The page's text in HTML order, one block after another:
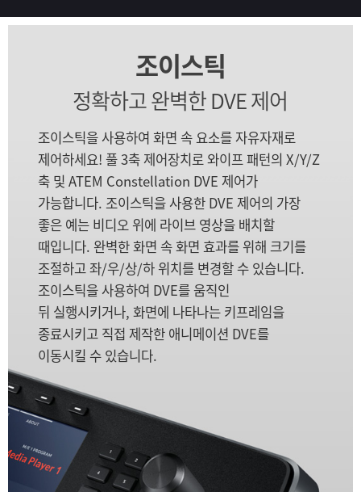
조이스틱
정확하고 완벽한 DVE 제어
조이스틱을 사용하여 화면 속 요소를 자유자재로
제어하세요! 풀 3축 제어장치로 와이프 패턴의 X/Y/Z
축 및 ATEM Constellation DVE 제어가
가능합니다. 조이스틱을 사용한 DVE 제어의 가장
좋은 예는 비디오 위에 라이브 영상을 배치할
때입니다. 완벽한 화면 속 화면 효과를 위해 크기를
조절하고 좌/우/상/하 위치를 변경할 수 있습니다.
조이스틱을 사용하여 DVE를 움직인
뒤 실행시키거나, 화면에 나타나는 키프레임을
종료시키고 직접 제작한 애니메이션 DVE를
이동시킬 수 있습니다.